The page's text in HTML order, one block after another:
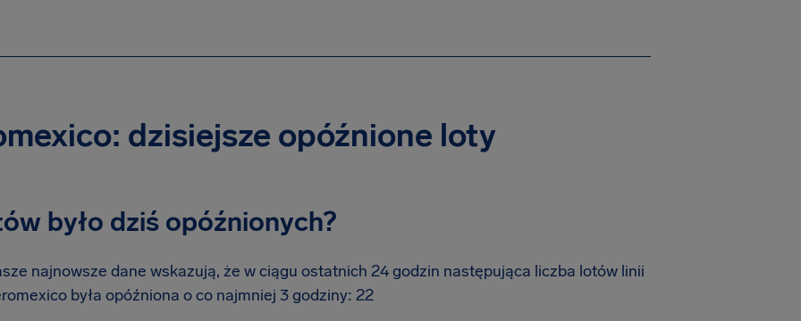
dzisiejsze opóźnione loty
było dziś opóźnionych?
najnowsze dane wskazują, że w ciągu ostatnich 24 godzin następująca liczba lotów linii
była opóźniona o co najmniej 3 godziny: 22